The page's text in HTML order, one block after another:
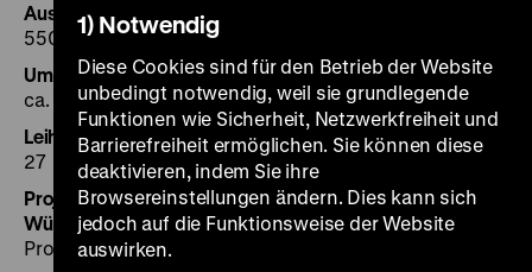
Ausstellungsfläche
550 m²
Umfang der Ausstellung
ca. 220 Exponate
Leihgeber
27
Projektleitung, Haus der Geschichte Baden-
Württemberg
Prof. Dr. Paula Lutum-Lenger
1) Notwendig
Diese Cookies sind für den Betrieb der Website
unbedingt notwendig, weil sie grundlegende
Funktionen wie Sicherheit, Netzwerkfreiheit und
Barrierefreiheit ermöglichen. Sie können diese
deaktivieren, indem Sie ihre
Browsereinstellungen ändern. Dies kann sich
jedoch auf die Funktionsweise der Website
auswirken.